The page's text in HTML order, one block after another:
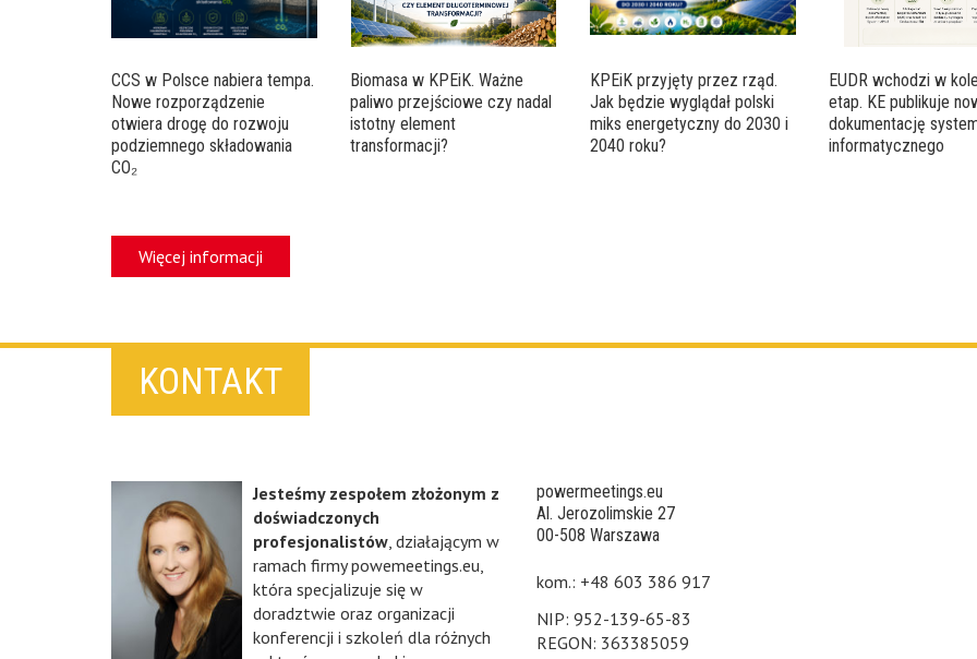
CCS w Polsce nabiera tempa.
Nowe rozporządzenie
otwiera drogę do rozwoju
podziemnego składowania
CO₂
Biomasa w KPEiK. Ważne
paliwo przejściowe czy nadal
istotny element
transformacji?
KPEiK przyjęty przez rząd.
Jak będzie wyglądał polski
miks energetyczny do 2030 i
2040 roku?
EUDR wchodzi w
etap. KE publikuje
dokumentację
informatycznego
Więcej informacji
KONTAKT
Jesteśmy zespołem złożonym z
doświadczonych
profesjonalistów , działającym w
ramach firmy powemeetings.eu,
która specjalizuje się w
doradztwie oraz organizacji
konferencji i szkoleń dla różnych
powermeetings.eu
Al. Jerozolimskie 27
00-508 Warszawa
kom.: +48 603 386 917
NIP: 952-139-65-83
REGON: 363385059